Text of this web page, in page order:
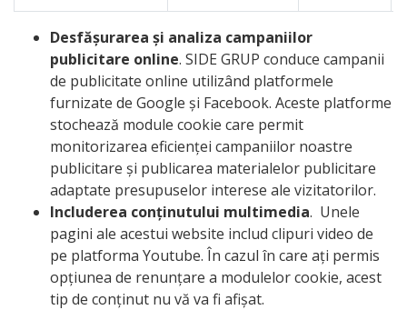
Desfășurarea și analiza campaniilor
publicitare online. SIDE GRUP conduce campanii
de publicitate online utilizând platformele
furnizate de Google și Facebook. Aceste platforme
stochează module cookie care permit
monitorizarea eficienței campaniilor noastre
publicitare și publicarea materialelor publicitare
adaptate presupuselor interese ale vizitatorilor.
Includerea conținutului multimedia. Unele
pagini ale acestui website includ clipuri video de
pe platforma Youtube. În cazul în care ați permis
opțiunea de renunțare a modulelor cookie, acest
tip de conținut nu vă va fi afișat.